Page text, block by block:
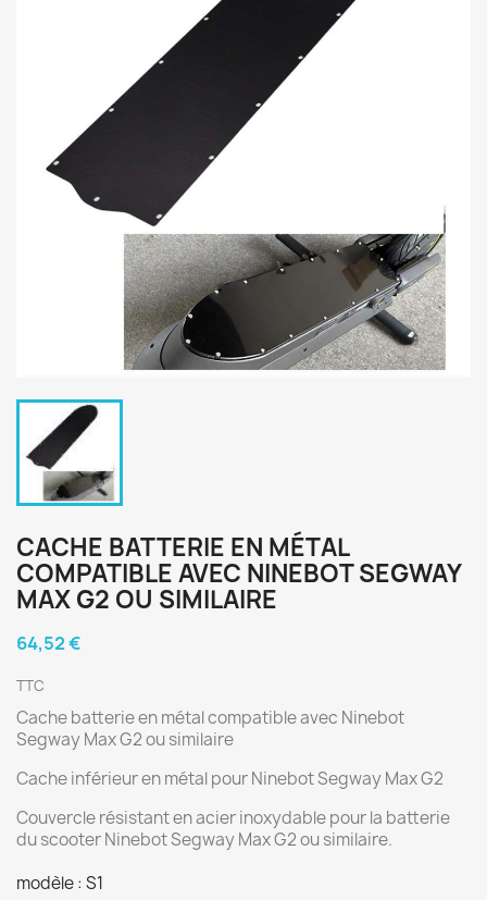
CACHE BATTERIE EN MÉTAL
COMPATIBLE AVEC NINEBOT SEGWAY
MAX G2 OU SIMILAIRE
64,52 €
TTC
Cache batterie en métal compatible avec Ninebot
Segway Max G2 ou similaire
Cache inférieur en métal pour Ninebot Segway Max G2
Couvercle résistant en acier inoxydable pour la batterie
du scooter Ninebot Segway Max G2 ou similaire.
modèle : S1